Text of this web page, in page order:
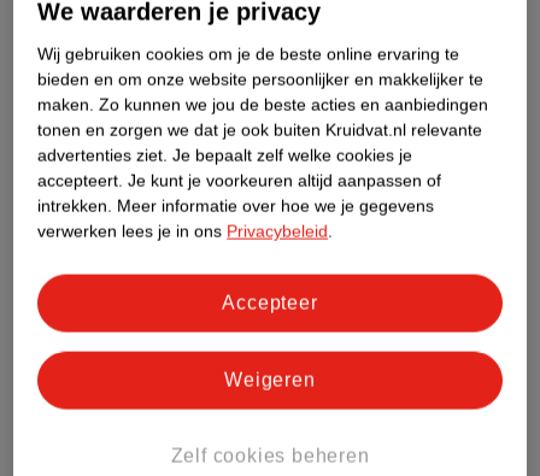
Over dit product
Productinformatie
Etiketinformatie
Nature Impact Score
Impact Score.
Meer informatie
Bestel & Bezorginformatie
We waarderen je privacy
Wij gebruiken cookies om je de beste online ervaring te
bieden en om onze website persoonlijker en makkelijker te
maken. Zo kunnen we jou de beste acties en aanbiedingen
tonen en zorgen we dat je ook buiten Kruidvat.nl relevante
advertenties ziet. Je bepaalt zelf welke cookies je
accepteert. Je kunt je voorkeuren altijd aanpassen of
intrekken. Meer informatie over hoe we je gegevens
verwerken lees je in ons Privacybeleid.
Zelf cookies beheren
Weigeren
Accepteer